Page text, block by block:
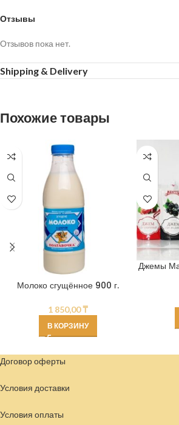
Отзывы
Отзывов пока нет.
Shipping & Delivery
Похожие товары
Молоко сгущённое 900 г.
1 850,00₸
В КОРЗИНУ
Джемы
Договор оферты
Условия доставки
Условия оплаты